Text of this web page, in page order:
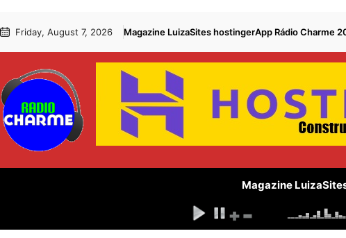
para
conteúdo
to Friday, August 7, 2026 Magazine LuizaSites hostingerApp Rádio Charme
Magazine Luiza